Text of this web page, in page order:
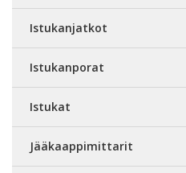
Istukanjatkot
Istukanporat
Istukat
Jääkaappimittarit